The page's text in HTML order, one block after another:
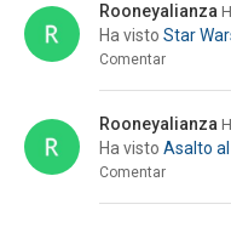
Rooneyalianza
Ha visto Star
Comentar
Rooneyalianza
Ha visto Asalto
Comentar